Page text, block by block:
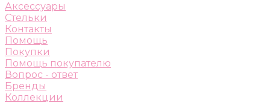
Аксессуары
Стельки
Контакты
Помощь
Покупки
Помощь покупателю
Вопрос - ответ
Бренды
Коллекции